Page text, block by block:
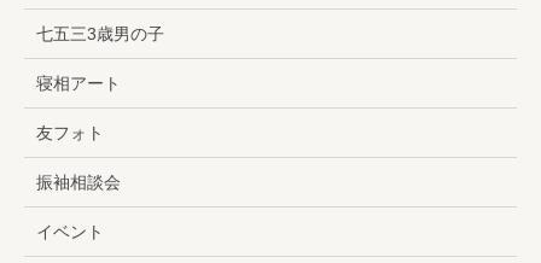
七五三3歳男の子
寝相アート
友フォト
振袖相談会
イベント